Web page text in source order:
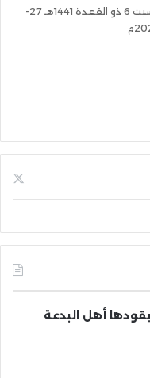
السبت 6 ذو القعدة 1441هـ 27-
أهل البدعة